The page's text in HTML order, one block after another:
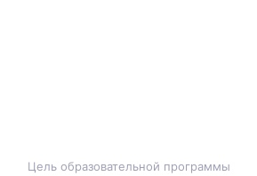
Цель образовательной программы